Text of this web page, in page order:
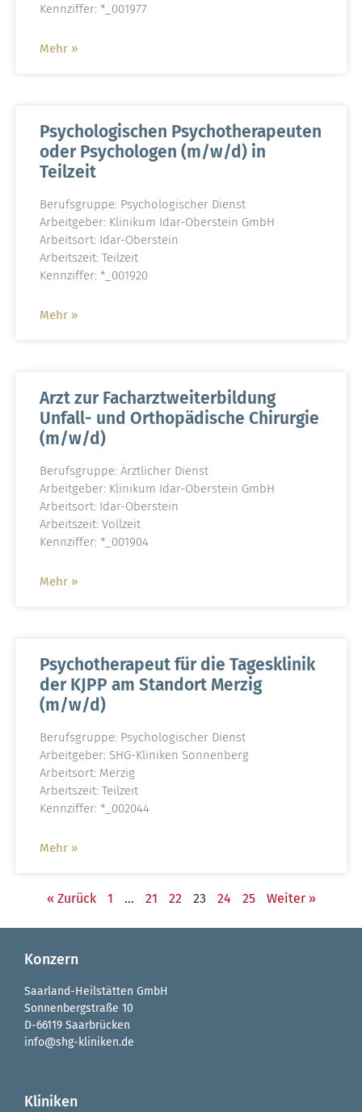
Kennziffer: *_001977
Mehr »
Psychologischen Psychotherapeuten
oder Psychologen (m/w/d) in
Teilzeit
Berufsgruppe: Psychologischer Dienst
Arbeitgeber: Klinikum Idar-Oberstein GmbH
Arbeitsort: Idar-Oberstein
Arbeitszeit: Teilzeit
Kennziffer: *_001920
Mehr »
Arzt zur Facharztweiterbildung
Unfall- und Orthopädische Chirurgie
(m/w/d)
Berufsgruppe: Ärztlicher Dienst
Arbeitgeber: Klinikum Idar-Oberstein GmbH
Arbeitsort: Idar-Oberstein
Arbeitszeit: Vollzeit
Kennziffer: *_001904
Mehr »
Psychotherapeut für die Tagesklinik
der KJPP am Standort Merzig
(m/w/d)
Berufsgruppe: Psychologischer Dienst
Arbeitgeber: SHG-Kliniken Sonnenberg
Arbeitsort: Merzig
Arbeitszeit: Teilzeit
Kennziffer: *_002044
Mehr »
« Zurück 1 … 21 22 23 24 25 Weiter »
Konzern
Saarland-Heilstätten GmbH
Sonnenbergstraße 10
D-66119 Saarbrücken
info@shg-kliniken.de
Kliniken